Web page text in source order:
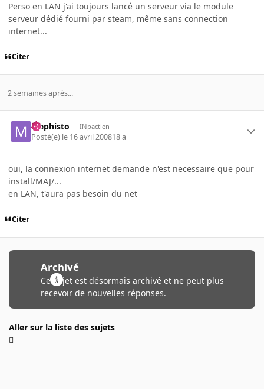
Perso en LAN j'ai toujours lancé un serveur via le module
serveur dédié fourni par steam, même sans connection
internet...
Citer
2 semaines après...
Mephisto INpactien
Posté(e) le 16 avril 200818 a
oui, la connexion internet demande n'est necessaire que pour
install/MAJ/...
en LAN, t'aura pas besoin du net
Citer
Archivé
Ce sujet est désormais archivé et ne peut plus
recevoir de nouvelles réponses.
Aller sur la liste des sujets